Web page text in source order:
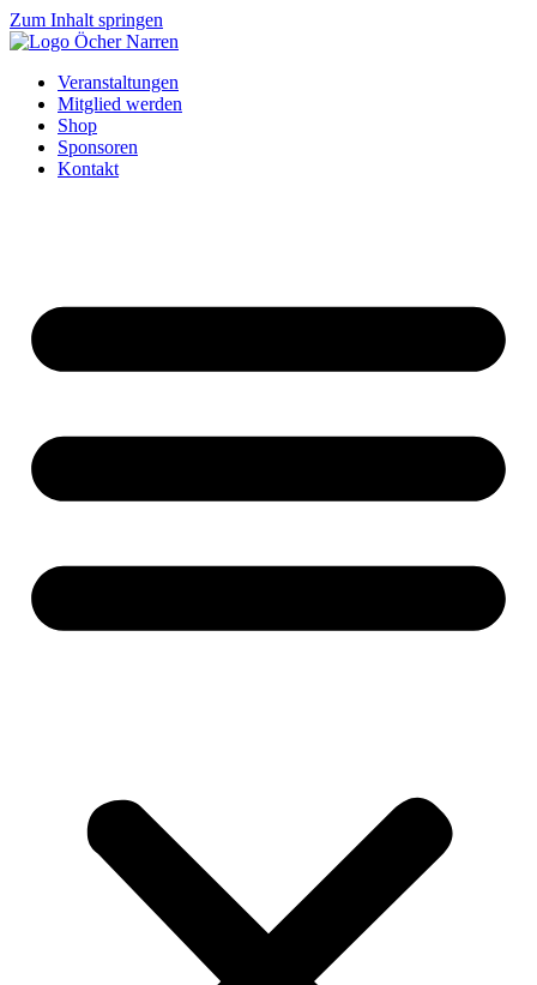
Zum Inhalt springen
Veranstaltungen
Mitglied werden
Shop
Sponsoren
Kontakt